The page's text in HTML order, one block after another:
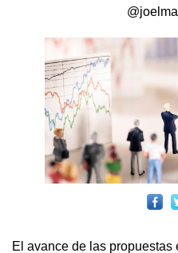
El avance de las